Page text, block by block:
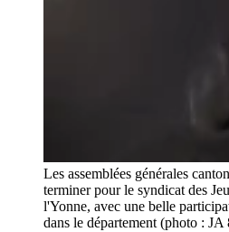
Les assemblées générales
terminer pour le syndicat des
l'Yonne, avec une belle
dans le département (photo : JA